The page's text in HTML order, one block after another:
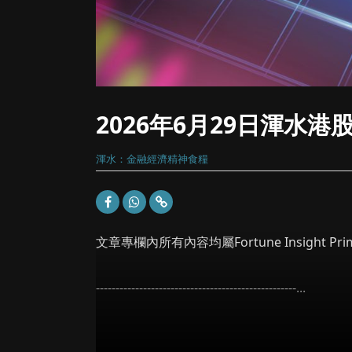
2026年6月29日渾水港
渾水：金融經濟精神食糧
文章專欄內所有內容均屬Fortune Insight
---------------------------------------------------...